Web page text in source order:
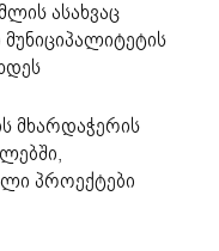
ასახვაც
მხარდაჭერის
პროექტები